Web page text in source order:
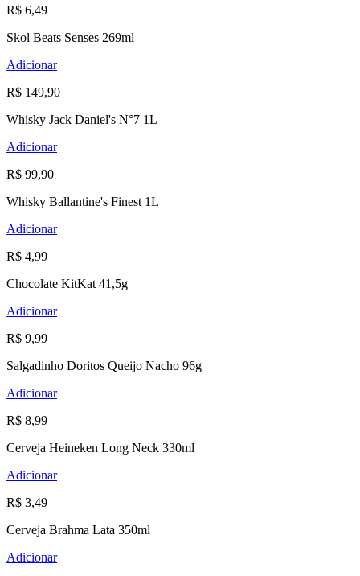
R$ 6,49
Skol Beats Senses 269ml
Adicionar
R$ 149,90
Whisky Jack Daniel's N°7 1L
Adicionar
R$ 99,90
Whisky Ballantine's Finest 1L
Adicionar
R$ 4,99
Chocolate KitKat 41,5g
Adicionar
R$ 9,99
Salgadinho Doritos Queijo Nacho 96g
Adicionar
R$ 8,99
Cerveja Heineken Long Neck 330ml
Adicionar
R$ 3,49
Cerveja Brahma Lata 350ml
Adicionar